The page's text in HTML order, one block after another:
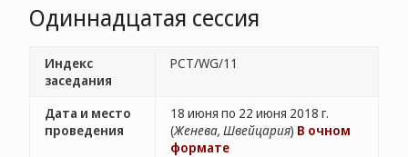
Одиннадцатая сессия
Индекс
заседания
PCT/WG/11
Дата и место
проведения
18 июня по 22 июня 2018 г.
(Женева, Швейцария) В очном
формате